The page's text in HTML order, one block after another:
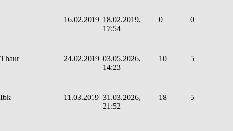
16.02.2019 18.02.2019,
17:54
0 0
Thaur 24.02.2019 03.05.2026,
14:23
10 5
Ibk 11.03.2019 31.03.2026,
21:52
18 5